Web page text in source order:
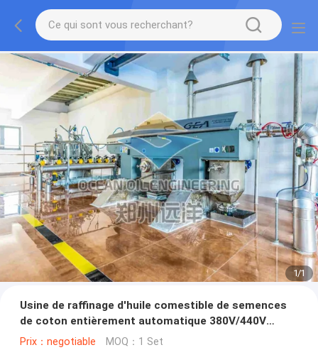
1/1
Usine de raffinage d'huile comestible de semences
de coton entièrement automatique 380V/440V
50/60 Hz
Prix：negotiable MOQ：1 Set